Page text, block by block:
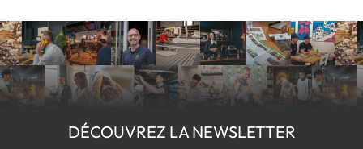
DÉCOUVREZ LA NEWSLETTER